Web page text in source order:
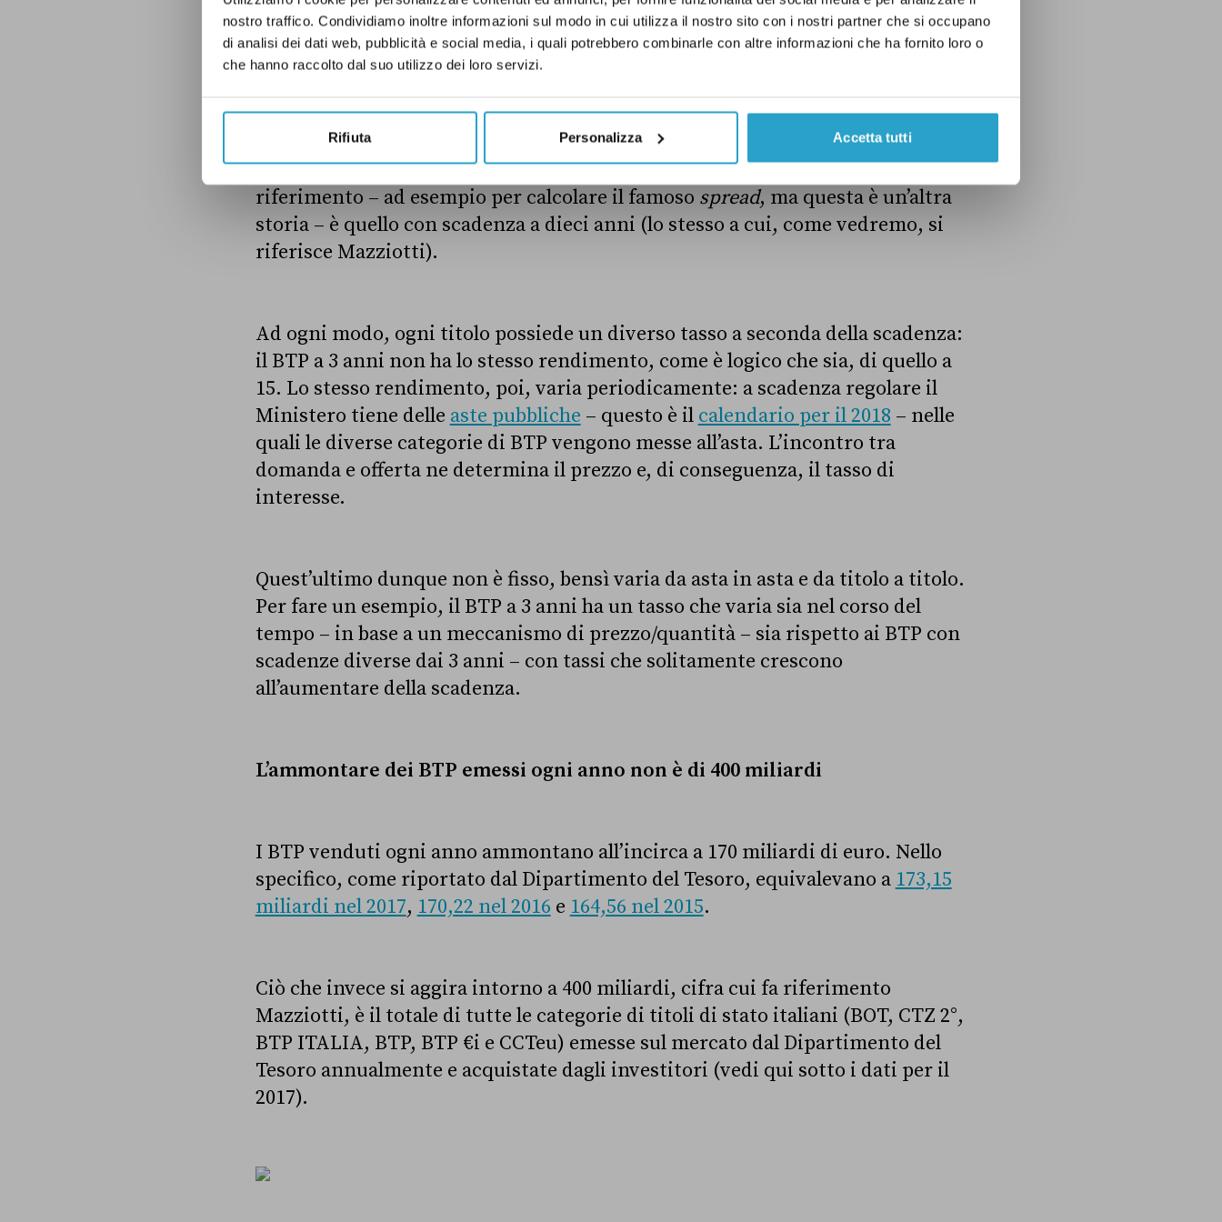
nostro traffico. Condividiamo inoltre informazioni sul modo in cui utilizza il nostro sito con i nostri partner che si occupano
di analisi dei dati web, pubblicità e social media, i quali potrebbero combinarle con altre informazioni che ha fornito loro o
che hanno raccolto dal suo utilizzo dei loro servizi.
Rifiuta Personalizza Accetta tutti
dal Dipartimento del Tesoro del Ministero delle Finanze.
Non esiste un solo “tasso dei BTP”, anche se di solito il titolo a cui si fa
riferimento – ad esempio per calcolare il famoso spread, ma questa è un’altra
storia – è quello con scadenza a dieci anni (lo stesso a cui, come vedremo, si
riferisce Mazziotti).
Ad ogni modo, ogni titolo possiede un diverso tasso a seconda della scadenza:
il BTP a 3 anni non ha lo stesso rendimento, come è logico che sia, di quello a
15. Lo stesso rendimento, poi, varia periodicamente: a scadenza regolare il
Ministero tiene delle aste pubbliche – questo è il calendario per il 2018 – nelle
quali le diverse categorie di BTP vengono messe all’asta. L’incontro tra
domanda e offerta ne determina il prezzo e, di conseguenza, il tasso di
interesse.
Quest’ultimo dunque non è fisso, bensì varia da asta in asta e da titolo a titolo.
Per fare un esempio, il BTP a 3 anni ha un tasso che varia sia nel corso del
tempo – in base a un meccanismo di prezzo/quantità – sia rispetto ai BTP con
scadenze diverse dai 3 anni – con tassi che solitamente crescono
all’aumentare della scadenza.
L’ammontare dei BTP emessi ogni anno non è di 400 miliardi
I BTP venduti ogni anno ammontano all’incirca a 170 miliardi di euro. Nello
specifico, come riportato dal Dipartimento del Tesoro, equivalevano a 173,15
miliardi nel 2017, 170,22 nel 2016 e 164,56 nel 2015.
Ciò che invece si aggira intorno a 400 miliardi, cifra cui fa riferimento
Mazziotti, è il totale di tutte le categorie di titoli di stato italiani (BOT, CTZ 2°,
BTP ITALIA, BTP, BTP €i e CCTeu) emesse sul mercato dal Dipartimento del
Tesoro annualmente e acquistate dagli investitori (vedi qui sotto i dati per il
2017).